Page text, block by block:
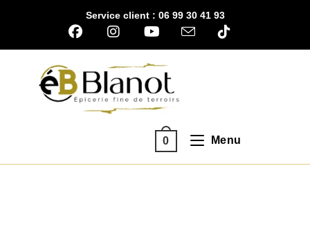
Service client : 06 99 30 41 93
0 Menu